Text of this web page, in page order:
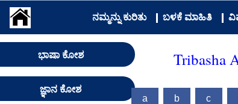
ನಮ್ಮನ್ನು ಕುರಿತು ಬಳಕೆ ಮಾಹಿತಿ
ಭಾಷಾ ಕೋಶ
ಜ್ಞಾನ ಕೋಶ
Tribasha
a b c